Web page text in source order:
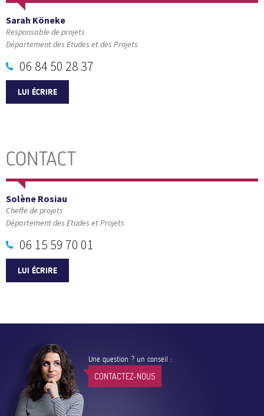
Sarah Köneke
Responsable de projets
Département des Etudes et des Projets
06 84 50 28 37
LUI ÉCRIRE
CONTACT
Solène Rosiau
Cheffe de projets
Département des Etudes et Projets
06 15 59 70 01
LUI ÉCRIRE
Une question ? un conseil :
CONTACTEZ-NOUS